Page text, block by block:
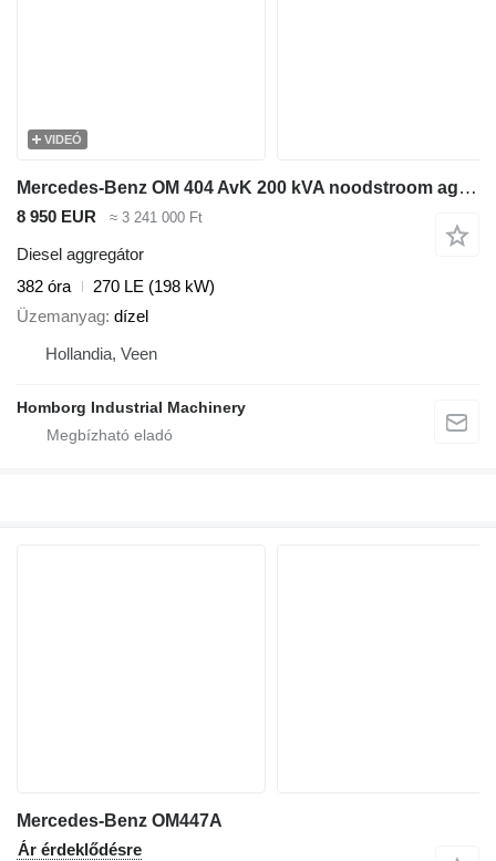
VIDEÓ
Mercedes-Benz OM 404 AvK 200 kVA noodstroom aggregaat generatorset 382 hours
8 950 EUR ≈ 3 241 000 Ft
Diesel aggregátor
382 óra
270 LE (198 kW)
Üzemanyag dízel
Hollandia, Veen
Homborg Industrial Machinery
Mercedes-Benz OM447A
Ár érdeklődésre